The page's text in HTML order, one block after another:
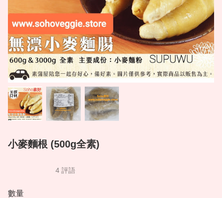
小麥麵根 (500g全素)
4 評語
數量